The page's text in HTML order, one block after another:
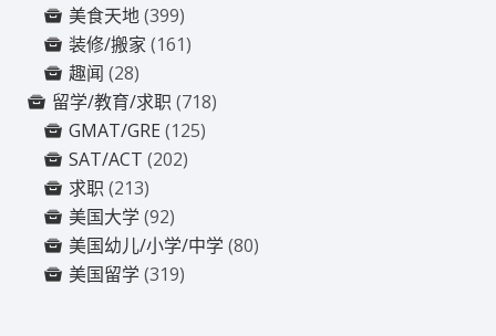
美食天地(399)
装修/搬家 (161)
趣闻 (28)
留学/教育/求职 (718)
GMAT/GRE (125)
SAT/ACT (202)
求职 (213)
美国大学(92)
美国幼儿/小学/中学(80)
美国留学(319)